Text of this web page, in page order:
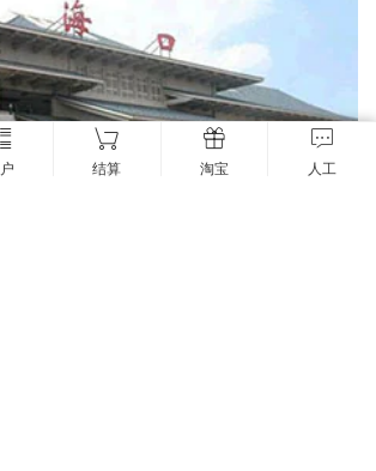
结算 淘宝 人工